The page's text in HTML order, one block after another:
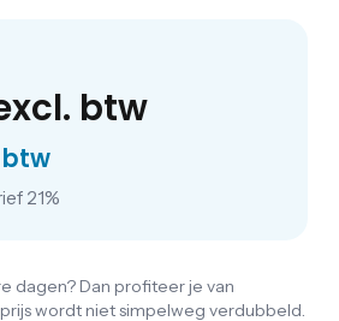
btw
btw
21%
dagen? Dan profiteer je van
wordt niet simpelweg verdubbeld.